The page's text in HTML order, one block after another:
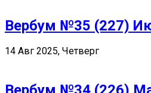
Вербум №35 (227)
14 Авг 2025, Четверг